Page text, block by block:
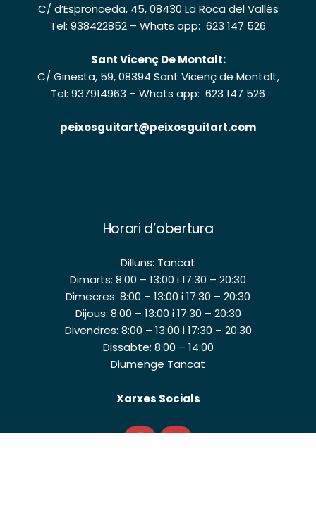
C/ d’Espronceda, 45, 08430 La Roca del Vallès
Tel: 938422852 – Whats app: 623 147 526
Sant Vicenç De Montalt:
C/ Ginesta, 59, 08394 Sant Vicenç de Montalt,
Tel: 937914963 – Whats app: 623 147 526
peixosguitart@peixosguitart.com
Horari d’obertura
Dilluns: Tancat
Dimarts: 8:00 – 13:00 i 17:30 – 20:30
Dimecres: 8:00 – 13:00 i 17:30 – 20:30
Dijous: 8:00 – 13:00 i 17:30 – 20:30
Divendres: 8:00 – 13:00 i 17:30 – 20:30
Dissabte: 8:00 – 14:00
Diumenge Tancat
Xarxes Socials